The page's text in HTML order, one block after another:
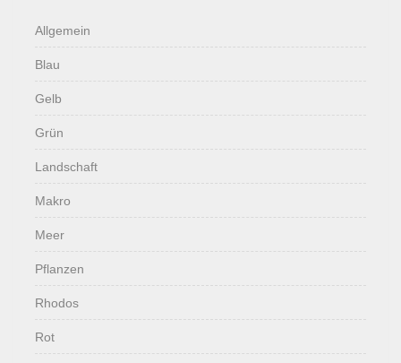
Allgemein
Blau
Gelb
Grün
Landschaft
Makro
Meer
Pflanzen
Rhodos
Rot